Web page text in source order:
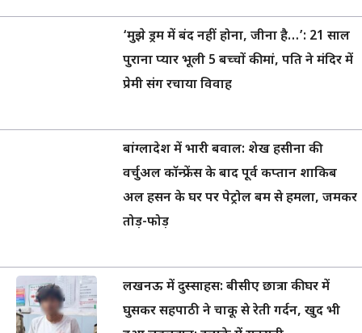
‘मुझे ड्रम में बंद नहीं होना, जीना है…’: 21 साल
पुराना प्यार भूली 5 बच्चों की मां, पति ने मंदिर में
प्रेमी संग रचाया विवाह
बांग्लादेश में भारी बवाल: शेख हसीना की
वर्चुअल कॉन्फ्रेंस के बाद पूर्व कप्तान शाकिब
अल हसन के घर पर पेट्रोल बम से हमला, जमकर
तोड़-फोड़
लखनऊ में दुस्साहस: बीसीए छात्रा की घर में
घुसकर सहपाठी ने चाकू से रेती गर्दन, खुद भी